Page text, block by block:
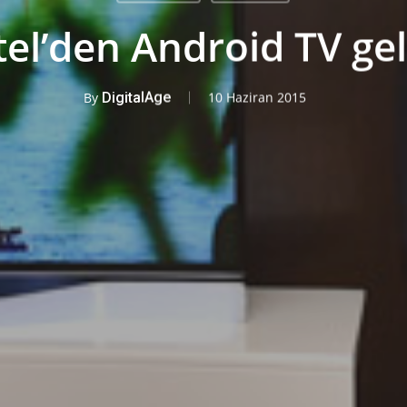
Android TV
By DigitalAge 10 Haziran 2015